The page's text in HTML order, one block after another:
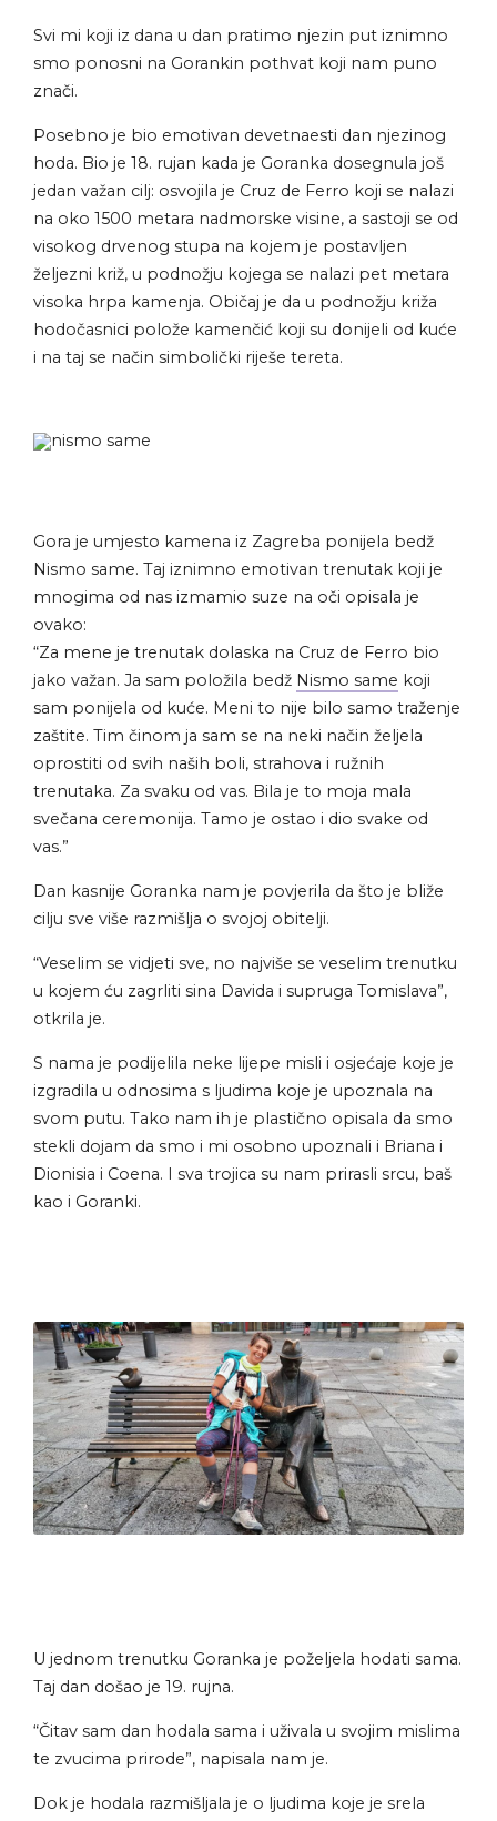
Svi mi koji iz dana u dan pratimo njezin put iznimno
smo ponosni na Gorankin pothvat koji nam puno
znači.
Posebno je bio emotivan devetnaesti dan njezinog
hoda. Bio je 18. rujan kada je Goranka dosegnula još
jedan važan cilj: osvojila je Cruz de Ferro koji se nalazi
na oko 1500 metara nadmorske visine, a sastoji se od
visokog drvenog stupa na kojem je postavljen
željezni križ, u podnožju kojega se nalazi pet metara
visoka hrpa kamenja. Običaj je da u podnožju križa
hodočasnici polože kamenčić koji su donijeli od kuće
i na taj se način simbolički riješe tereta.
Gora je umjesto kamena iz Zagreba ponijela bedž
Nismo same. Taj iznimno emotivan trenutak koji je
mnogima od nas izmamio suze na oči opisala je
ovako:
“Za mene je trenutak dolaska na Cruz de Ferro bio
jako važan. Ja sam položila bedž Nismo same koji
sam ponijela od kuće. Meni to nije bilo samo traženje
zaštite. Tim činom ja sam se na neki način željela
oprostiti od svih naših boli, strahova i ružnih
trenutaka. Za svaku od vas. Bila je to moja mala
svečana ceremonija. Tamo je ostao i dio svake od
vas.”
Dan kasnije Goranka nam je povjerila da što je bliže
cilju sve više razmišlja o svojoj obitelji.
“Veselim se vidjeti sve, no najviše se veselim trenutku
u kojem ću zagrliti sina Davida i supruga Tomislava”,
otkrila je.
S nama je podijelila neke lijepe misli i osjećaje koje je
izgradila u odnosima s ljudima koje je upoznala na
svom putu. Tako nam ih je plastično opisala da smo
stekli dojam da smo i mi osobno upoznali i Briana i
Dionisia i Coena. I sva trojica su nam prirasli srcu, baš
kao i Goranki.
U jednom trenutku Goranka je poželjela hodati sama.
Taj dan došao je 19. rujna.
“Čitav sam dan hodala sama i uživala u svojim mislima
te zvucima prirode”, napisala nam je.
Dok je hodala razmišljala je o ljudima koje je srela